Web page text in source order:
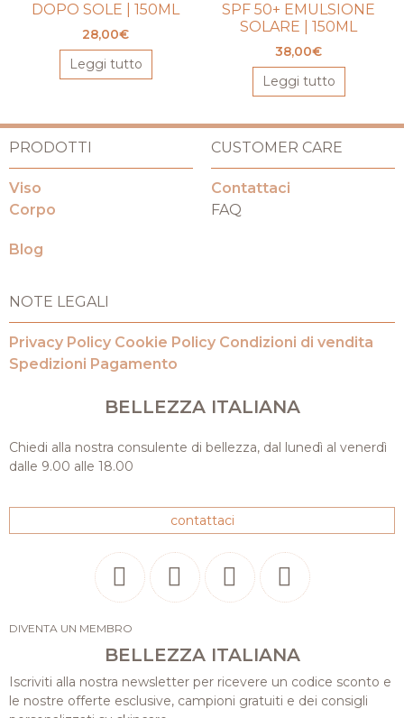
DOPO SOLE | 150ML
28,00€
Leggi tutto
SPF 50+ EMULSIONE
SOLARE | 150ML
38,00€
Leggi tutto
BELLEZZA ITALIANA
Chiedi alla nostra consulente di bellezza, dal lunedì al venerdì
dalle 9.00 alle 18.00
contattaci
PRODOTTI
Viso
Corpo
Blog
NOTE LEGALI
Privacy Policy Cookie Policy Condizioni di vendita
Spedizioni Pagamento
CUSTOMER CARE
Contattaci
FAQ
DIVENTA UN MEMBRO
BELLEZZA ITALIANA
Iscriviti alla nostra newsletter per ricevere un codice sconto e
le nostre offerte esclusive, campioni gratuiti e dei consigli